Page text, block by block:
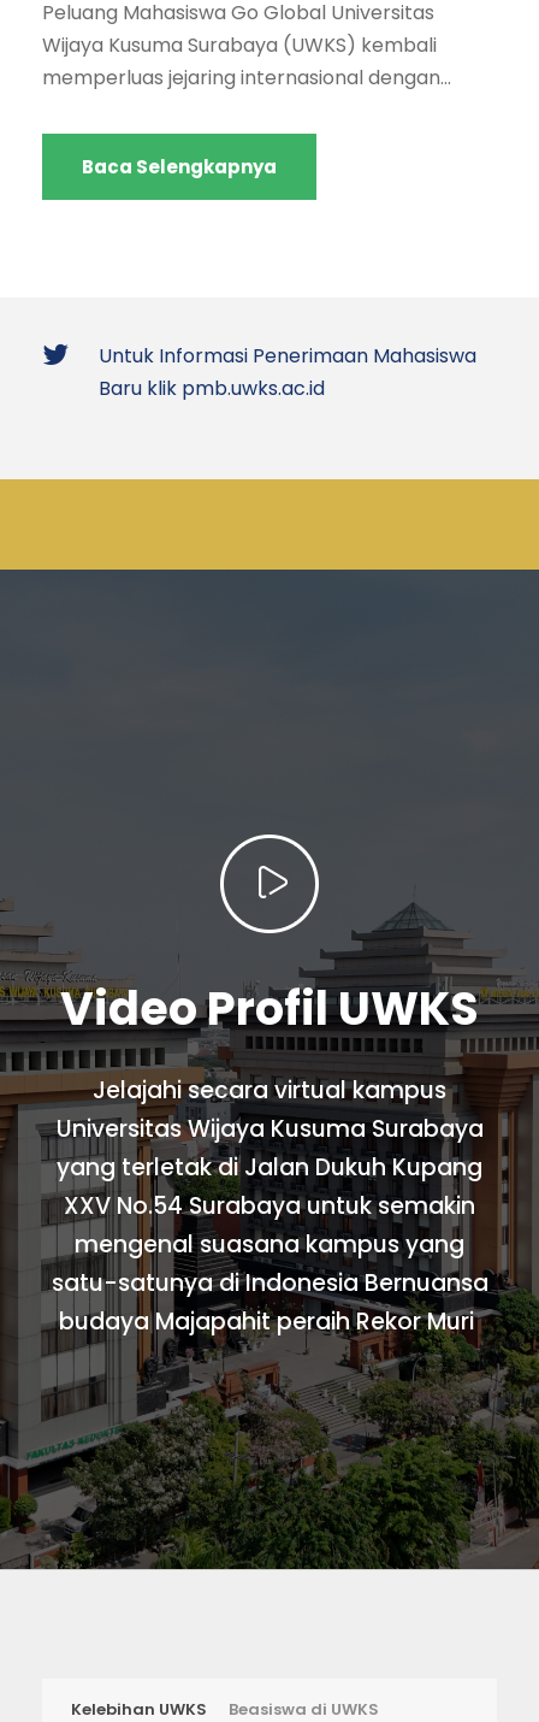
Peluang Mahasiswa Go Global Universitas
Wijaya Kusuma Surabaya (UWKS) kembali
memperluas jejaring internasional dengan...
Baca Selengkapnya
Untuk Informasi Penerimaan Mahasiswa
Baru klik pmb.uwks.ac.id
Video Profil UWKS
Jelajahi secara virtual kampus
Universitas Wijaya Kusuma Surabaya
yang terletak di Jalan Dukuh Kupang
XXV No.54 Surabaya untuk semakin
mengenal suasana kampus yang
satu-satunya di Indonesia Bernuansa
budaya Majapahit peraih Rekor Muri
Kelebihan UWKS Beasiswa di UWKS